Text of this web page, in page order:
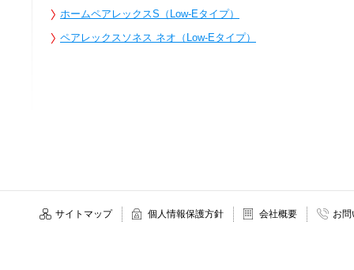
ホームペアレックスS（Low-Eタイプ）
ペアレックスソネス ネオ（Low-Eタイプ）
サイトマップ 個人情報保護方針 会社概要 お